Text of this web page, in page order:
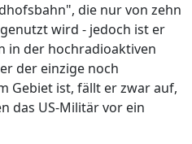
die nur von zehn
wird - jedoch ist er
in der hochradioaktiven
der einzige noch
Gebiet ist, fällt er zwar auf,
das US-Militär vor ein